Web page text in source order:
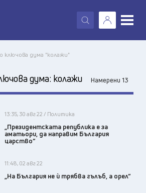
X
ключова дума "колажи"
дума: колажи Намерени 13
13:35, 30 авг 22 / Политика
„Президентската република е за
аматьори, да направим България
царство“
11:48, 02 авг 22
„На България не ѝ трябва гълъб, а орел“